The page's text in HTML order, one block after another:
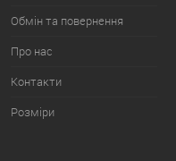
Обмін та повернення
Про нас
Контакти
Розміри